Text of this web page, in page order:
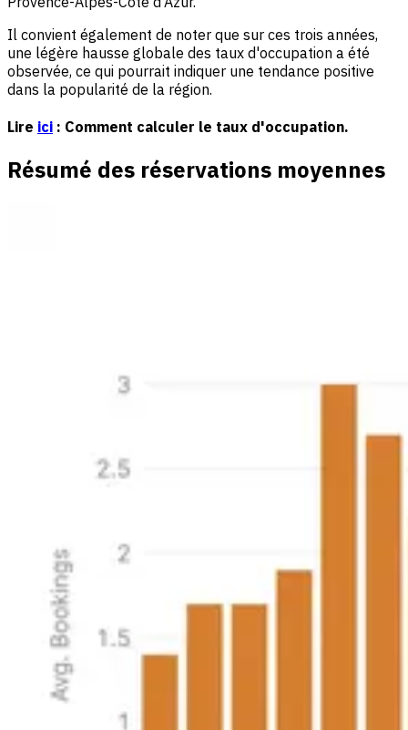
Il convient également de noter que sur ces trois années,
une légère hausse globale des taux d'occupation a été
observée, ce qui pourrait indiquer une tendance positive
dans la popularité de la région.
Lire ici : Comment calculer le taux d'occupation.
Résumé des réservations moyennes